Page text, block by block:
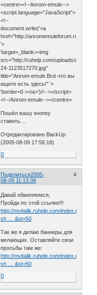
<centre><!--Anrom-emule-->
<script language="JavaScript">
<!--
document.write('<a
href="http://
'+
'target=_blank><img
src="http://ruhelp.com/uploads/
24-1123517270.jpg"
title="Anrom-emule.Всё что вы
ищите есть здесь!" '+
'border=0 ></a>')//--></script>
<!--/Anrom-emule--></centre>
Пошёл вашу кнопку
ставить....
Отредактировано BackUp
(2005-08-09 17:56:18)
0
Поделиться 4
2005-
08-09 11:13:38
Давай обменяемся,
Пройди по этой ссылке!!!
http://mvitalik.ruhelp.com/index.php?
sh … &st=50
Так же я делаю баннеры для
желающих. Оставляйте свои
просьбы там же:
http://mvitalik.ruhelp.com/index.php?
sh … &st=50
0